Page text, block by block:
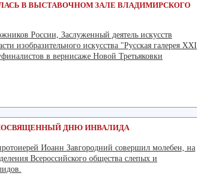
В ВЫСТАВОЧНОМ ЗАЛЕ ВЛАДИМИРСКОГО
России, Заслуженный деятель искусств
изобразительного искусства "Русская галерея XXI
в вернисаже Новой Третьяковки
ДНЮ ИНВАЛИДА
Иоанн Завгородний совершил молебен, на
Всероссийского общества слепых и